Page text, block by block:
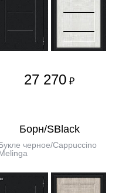
27 270 ₽
Борн/SBlack
черное/Cappuccino